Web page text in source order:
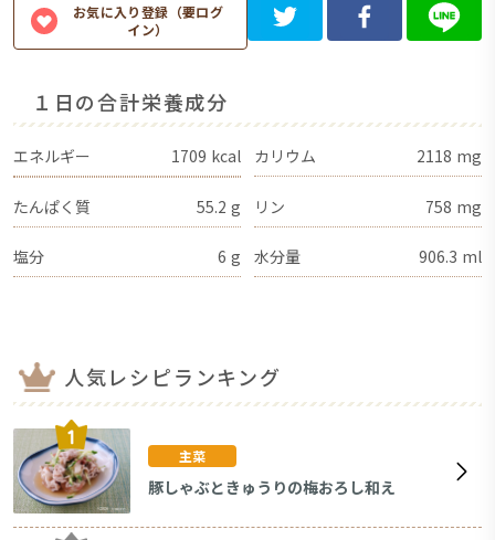
お気に入り登録（要ログ
イン）
１日の合計栄養成分
エネルギー 1709 kcal カリウム 2118 mg
たんぱく質 55.2 g リン 758 mg
塩分 6 g 水分量 906.3 ml
人気レシピランキング
主菜
豚しゃぶときゅうりの梅おろし和え